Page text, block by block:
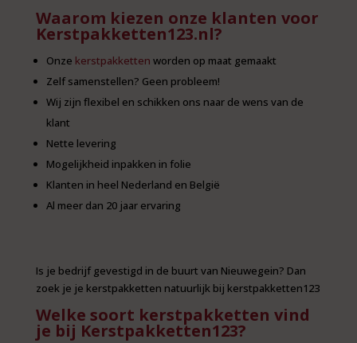
Waarom kiezen onze klanten voor
Kerstpakketten123.nl?
Onze kerstpakketten worden op maat gemaakt
Zelf samenstellen? Geen probleem!
Wij zijn flexibel en schikken ons naar de wens van de
klant
Nette levering
Mogelijkheid inpakken in folie
Klanten in heel Nederland en België
Al meer dan 20 jaar ervaring
Is je bedrijf gevestigd in de buurt van Nieuwegein? Dan
zoek je je kerstpakketten natuurlijk bij kerstpakketten123
Welke soort kerstpakketten vind
je bij Kerstpakketten123?